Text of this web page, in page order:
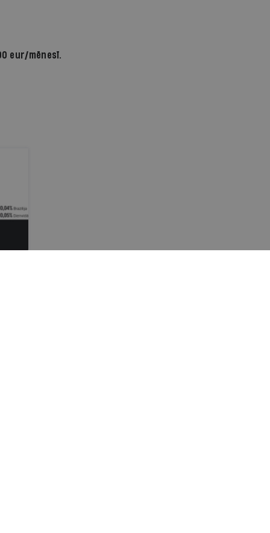
eur/mēnesī.